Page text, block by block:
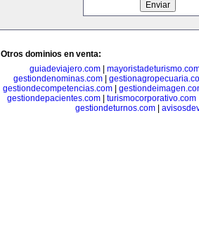
Otros dominios en venta:
guiadeviajero.com|
gestiondenominas.com|
gestiondecompetencias.com|
gestiondepacientes.com| turismocorporativo.com
gestiondeturnos.com